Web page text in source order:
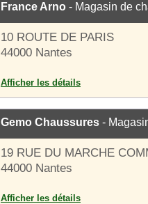
France Arno - Magasin de
10 ROUTE DE PARIS
44000 Nantes
Afficher les détails
Gemo Chaussures -
19 RUE DU MARCHE
44000 Nantes
Afficher les détails